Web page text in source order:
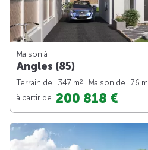
Maison à
Angles (85)
Terrain de : 347 m2 | Maison de : 76 m
à partir de 200 818 €